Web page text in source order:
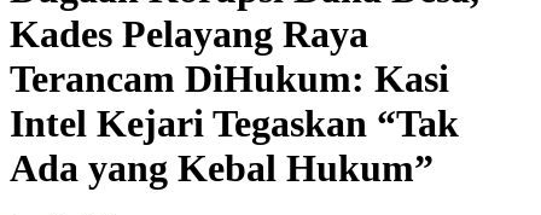
Kades Pelayang Raya
Terancam DiHukum: Kasi
Intel Kejari Tegaskan “Tak
Ada yang Kebal Hukum”